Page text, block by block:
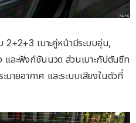
2+2+3 เบาะคู่หน้ามีระบบอุ่น,
ละฟังก์ชันนวด ส่วนเบาะกัปตันซีท
บายอากาศ และระบบเสียงในตัวที่